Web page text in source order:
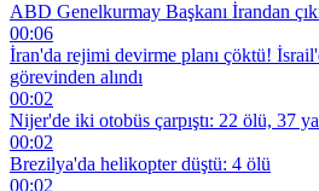
ABD Genelkurmay Başkanı İrandan
00:06
İran'da rejimi devirme planı çöktü!
görevinden alındı
00:02
Nijer'de iki otobüs çarpıştı: 22 ölü, 37
00:02
Brezilya'da helikopter düştü: 4 ölü
00:02